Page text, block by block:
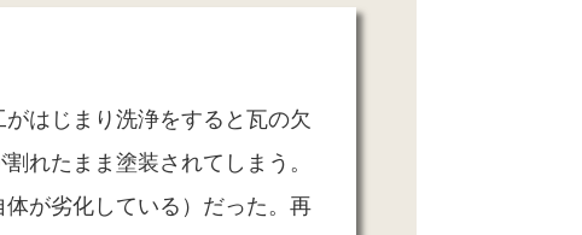
はじまり洗浄をすると瓦の欠
れたまま塗装されてしまう。
が劣化している）だった。再